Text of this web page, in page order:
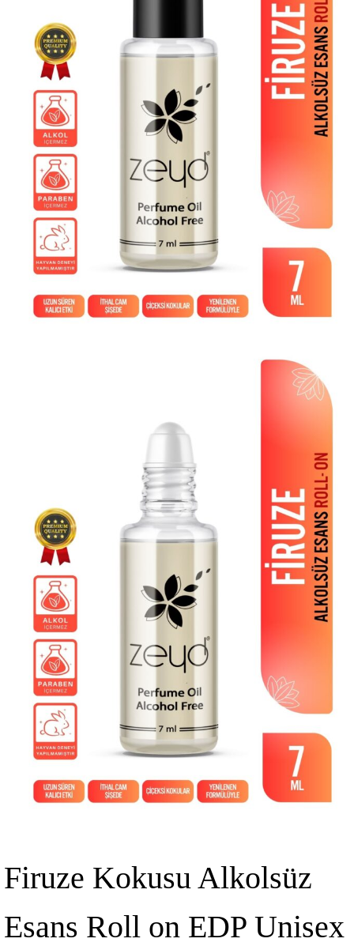
Firuze Kokusu Alkolsüz
Esans Roll on EDP Unisex